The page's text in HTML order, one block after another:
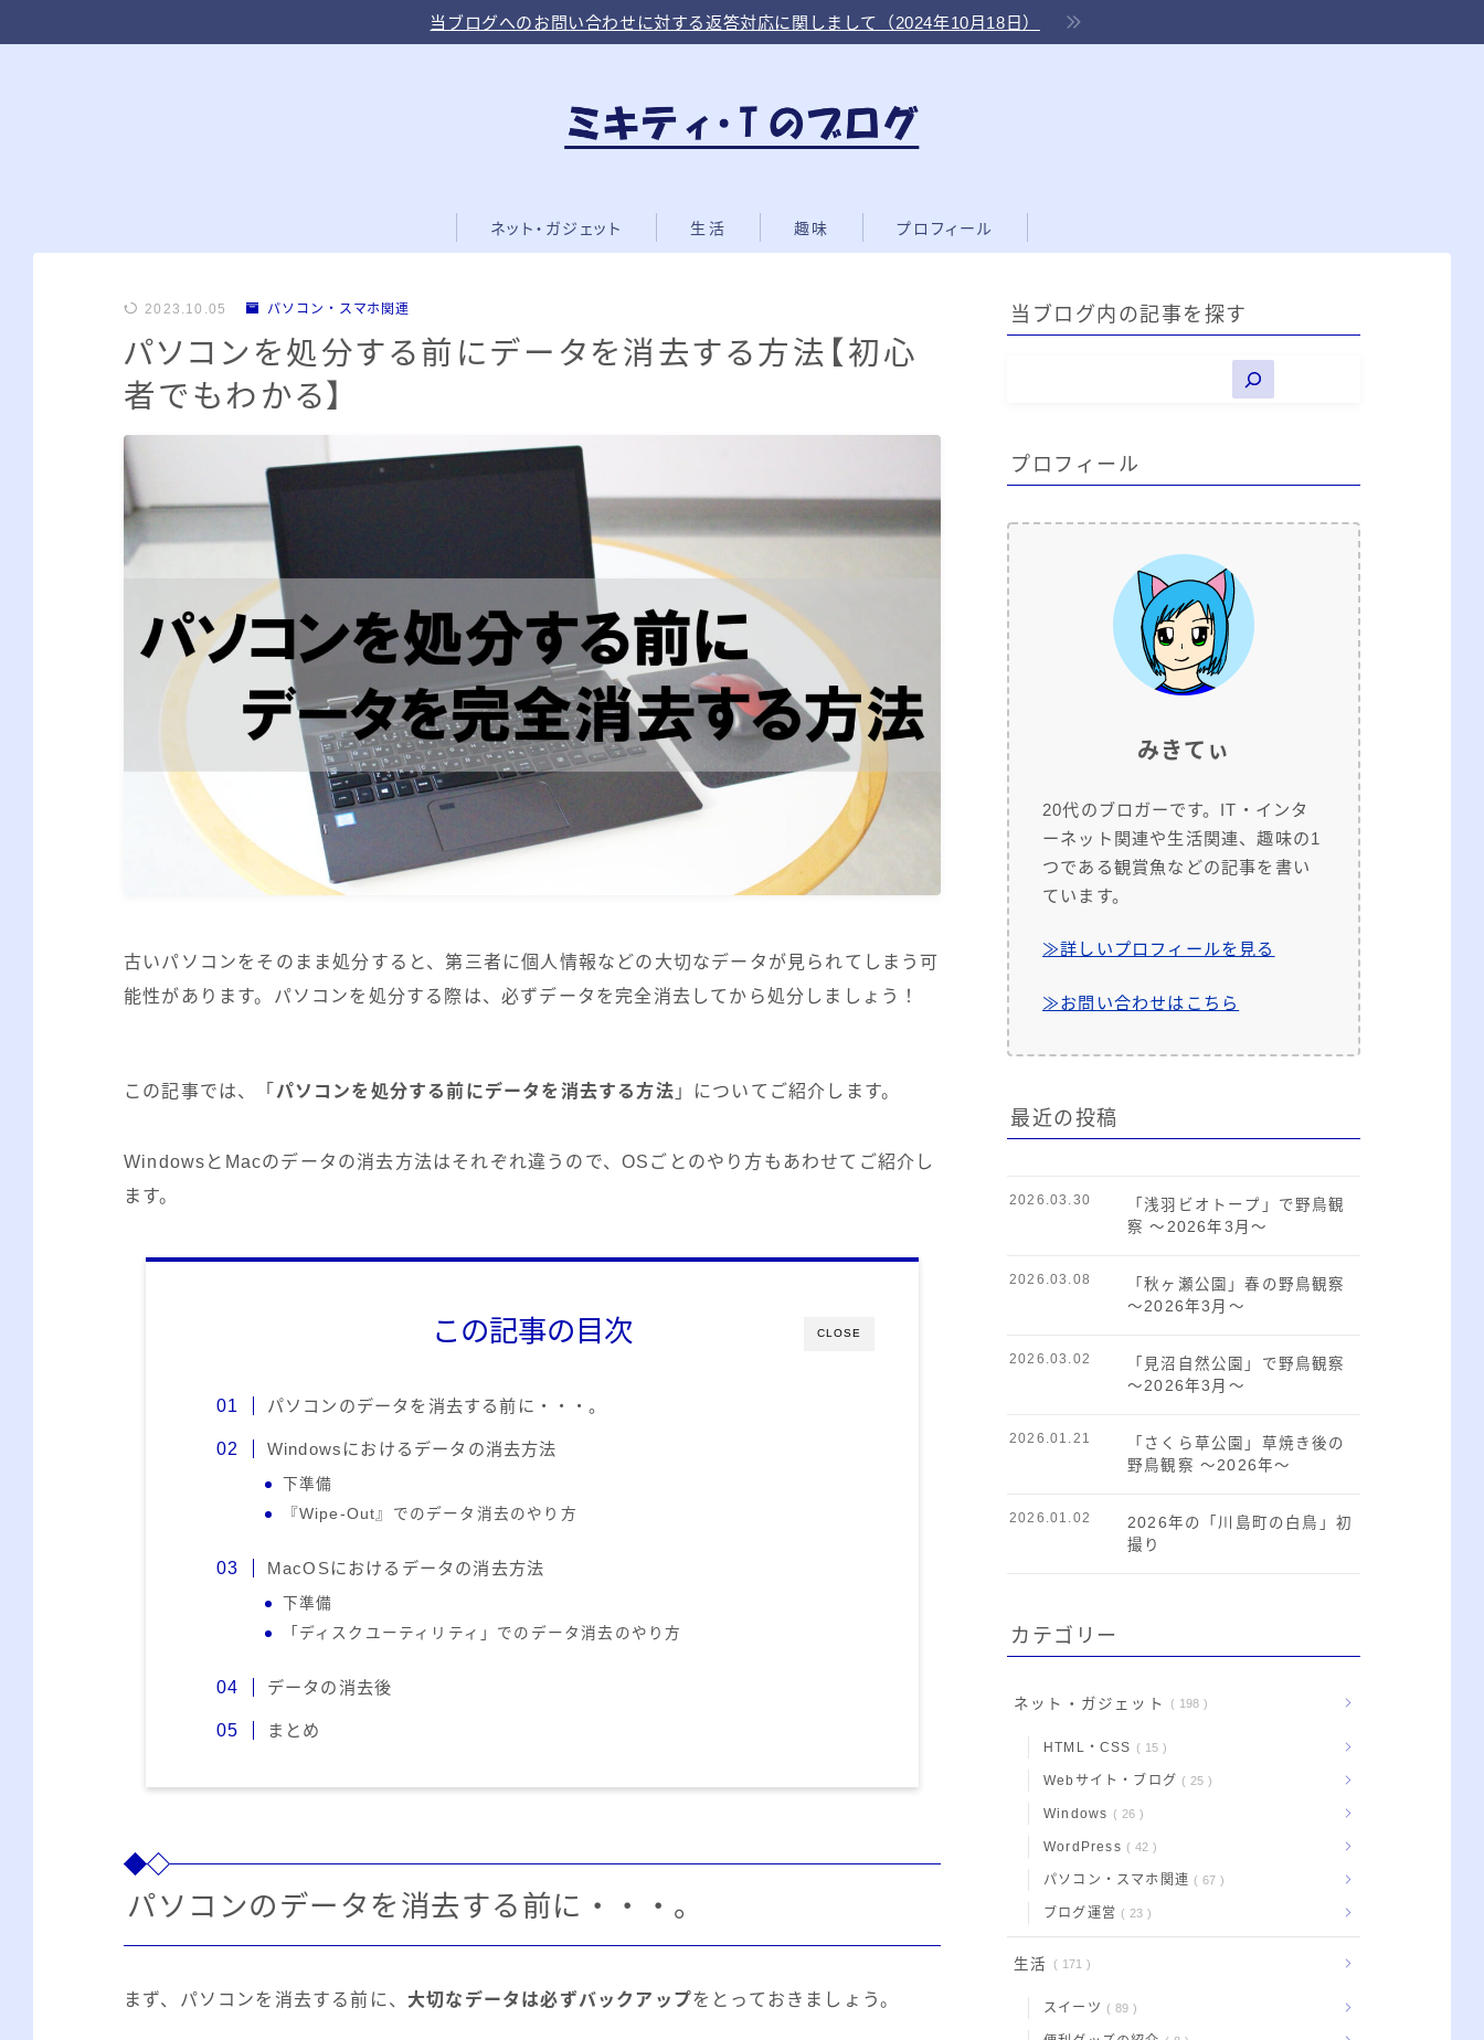
当ブログへのお問い合わせに対する返答対応に関しまして（2024年10月18日）
ネット・ガジェット 生活 趣味 プロフィール
2023.10.05 パソコン・スマホ関連
パソコンを処分する前にデータを消去する方法【初心
者でもわかる】
古いパソコンをそのまま処分すると、第三者に個人情報などの大切なデータが見られてしまう可
能性があります。パソコンを処分する際は、必ずデータを完全消去してから処分しましょう！
この記事では、「 パソコンを処分する前にデータを消去する方法 」についてご紹介します。
WindowsとMacのデータの消去方法はそれぞれ違うので、OSごとのやり方もあわせてご紹介し
ます。
CLOSE
この記事の目次
パソコンのデータを消去する前に・・・。
Windowsにおけるデータの消去方法
下準備
『Wipe-Out』でのデータ消去のやり方
MacOSにおけるデータの消去方法
下準備
「ディスクユーティリティ」でのデータ消去のやり方
データの消去後
まとめ
パソコンのデータを消去する前に・・・。
まず、パソコンを消去する前に、 大切なデータは必ずバックアップをとっておきましょう。
当ブログ内の記事を探す
プロフィール
みきてぃ
20代のブロガーです。IT・インタ
ーネット関連や生活関連、趣味の1
つである観賞魚などの記事を書い
ています。
≫詳しいプロフィールを見る
≫お問い合わせはこちら
最近の投稿
「浅羽ビオトープ」で野鳥観
察 ～2026年3月～
2026.03.30
「秋ヶ瀬公園」春の野鳥観察
～2026年3月～
2026.03.08
「見沼自然公園」で野鳥観察
～2026年3月～
2026.03.02
「さくら草公園」草焼き後の
野鳥観察 ～2026年～
2026.01.21
2026年の「川島町の白鳥」初
撮り
2026.01.02
カテゴリー
ネット・ガジェット 198
HTML・CSS 15
Webサイト・ブログ 25
Windows 26
WordPress 42
パソコン・スマホ関連 67
ブログ運営 23
生活 171
スイーツ 89